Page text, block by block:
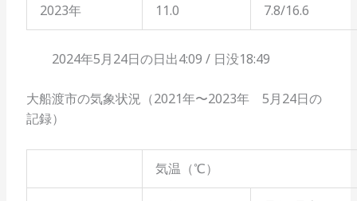
2023年 11.0 7.8/16.6
2024年5月24日の日出4:09 / 日没18:49
大船渡市の気象状況（2021年〜2023年 5月24日の
記録）
気温（℃）